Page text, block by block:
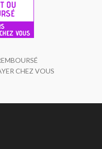
CHEZ VOUS